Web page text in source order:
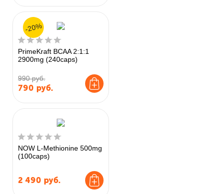
PrimeKraft BCAA 2:1:1
2900mg (240caps)
990 руб.
790 руб.
-20%
NOW L-Methionine 500mg
(100caps)
2 490 руб.